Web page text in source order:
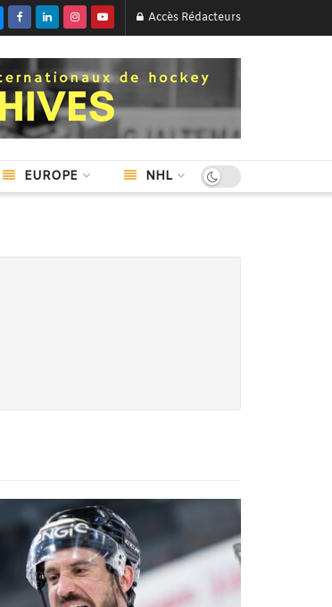
Accès Rédacteurs
EUROPE NHL